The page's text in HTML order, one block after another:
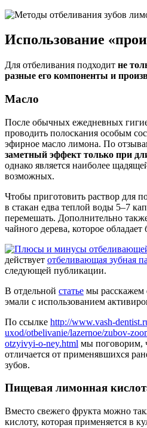
Использование
Для отбеливания подходит не
разные его компоненты и
Масло
После обычных ежедневных
проводить полоскания особым
эфирное масло лимона. По
заметный эффект только при
однако является наиболее
возможных.
Чтобы приготовить раствор для
в стакан едва теплой воды 5–7
перемешать. Дополнительно
чайного дерева, которое
действует отбеливающая зубная
следующей публикации.
В отдельной статье мы расскажем
эмали с использованием
По ссылке http://www.vash-
uxod/otbelivanie/lazernoe/zubov-
otzyivyi-o-ney.html мы поговорим,
отличается от применявшихся
зубов.
Пищевая лимонная
Вместо свежего фрукта можно
кислоту, которая применяется в